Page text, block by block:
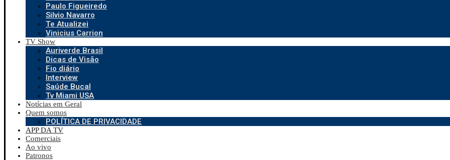
Paulo Figueiredo
Silvio Navarro
Te Atualizei
Vinicius Carrion
TV Show
Auriverde Brasil
Dicas de Visão
Fio diário
Interview
Saúde Bucal
Tv Miami USA
Notícias em Geral
Quem somos
POLÍTICA DE PRIVACIDADE
APP DA TV
Comerciais
Ao vivo
Patronos